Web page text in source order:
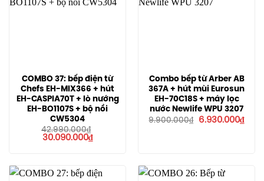
COMBO 37: bếp điện từ
Chefs EH-MIX366 + hút
EH-CASPIA70T + lò nướng
EH-BO1107S + bộ nồi
CW5304
42.990.000₫
Giá
30.090.000₫Giá
hiện
30.090.000₫.
Combo bếp từ Arber AB
367A + hút mùi Eurosun
EH-70C18S + máy lọc
nước Newlife WPU 3207
9.900.000₫
Giá
6.930.000₫Giá
hiện